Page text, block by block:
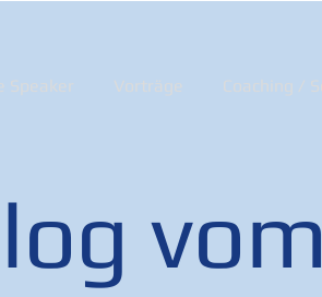
Speaker Vorträge Coaching /